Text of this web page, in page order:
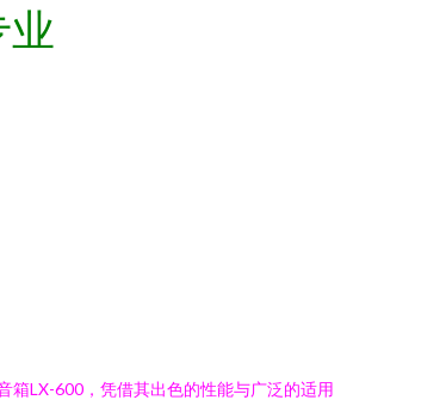
业
箱LX-600，凭借其出色的性能与广泛的适用